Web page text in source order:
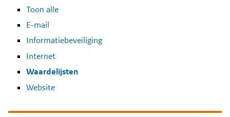
Toon alle
E-mail
Informatiebeveiliging
Internet
Waardelijsten
Website